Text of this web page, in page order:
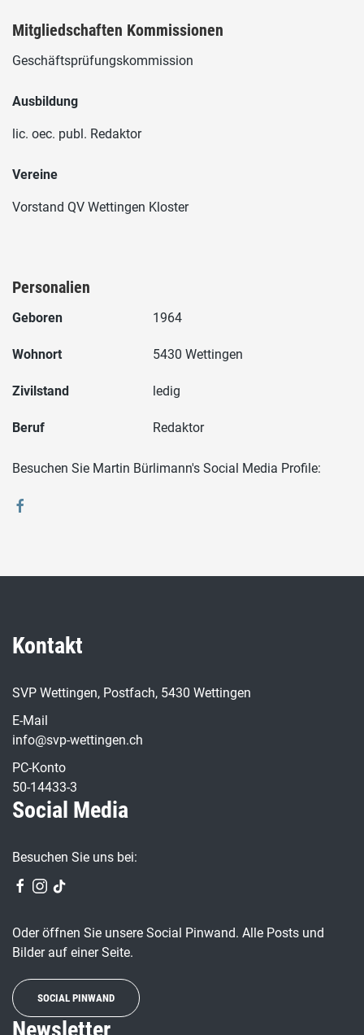
Mitgliedschaften Kommissionen
Geschäftsprüfungskommission
Ausbildung
lic. oec. publ. Redaktor
Vereine
Vorstand QV Wettingen Kloster
Personalien
Geboren 1964
Wohnort 5430 Wettingen
Zivilstand ledig
Beruf Redaktor
Besuchen Sie Martin Bürlimann's Social Media Profile:
Kontakt
SVP Wettingen, Postfach, 5430 Wettingen
E-Mail
info@svp-wettingen.ch
PC-Konto
50-14433-3
Social Media
Besuchen Sie uns bei:
Oder öffnen Sie unsere Social Pinwand. Alle Posts und
Bilder auf einer Seite.
SOCIAL PINWAND